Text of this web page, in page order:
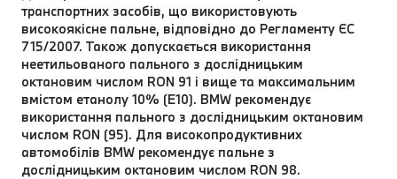
транспортних засобів, що використовують
високоякісне пальне, відповідно до Регламенту ЄС
715/2007. Також допускається використання
неетильованого пального з дослідницьким
октановим числом RON 91 і вище та максимальним
вмістом етанолу 10% (E10). BMW рекомендує
використання пального з дослідницьким октановим
числом RON (95). Для високопродуктивних
автомобілів BMW рекомендує пальне з
дослідницьким октановим числом RON 98.